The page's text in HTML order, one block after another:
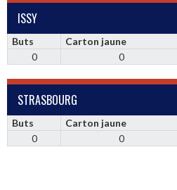
ISSY
Buts Carton jaune
0
0
STRASBOURG
Buts Carton jaune
0
0